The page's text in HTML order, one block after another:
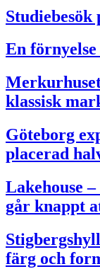
En
klassisk
Göteborg
placerad
Lakehouse
går knappt
färg och